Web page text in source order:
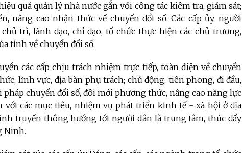
quả quản lý nhà nước gắn vói công tác kiêm tra, giám sát;
nâng cao nhận thức về chuyển đổi số. Các cấp ủy, người
trì, lãnh đạo, chỉ đạo, tổ chức thực hiện các chủ trương,
tỉnh về chuyển đổi số.
các cấp chịu trách nhiệm trực tiếp, toàn diện về chuyển
lĩnh vực, địa bàn phụ trách; chủ động, tiên phong, đi đầu,
chuyển đổi số, đôi mới phương thức, nâng cao năng lực
với các mục tiêu, nhiệm vụ phát triển kinh tế - xã hội ở địa
truyền thông hướng tới người dân là trung tâm, thúc đẩy
Ninh.